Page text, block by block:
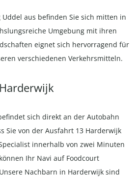
aus befinden Sie sich mitten in
Umgebung mit ihren
eignet sich hervorragend für
verschiedenen Verkehrsmitteln.
sich direkt an der Autobahn
Sie von der Ausfahrt 13 Harderwijk
innerhalb von zwei Minuten
Ihr Navi auf Foodcourt
Nachbarn in Harderwijk sind